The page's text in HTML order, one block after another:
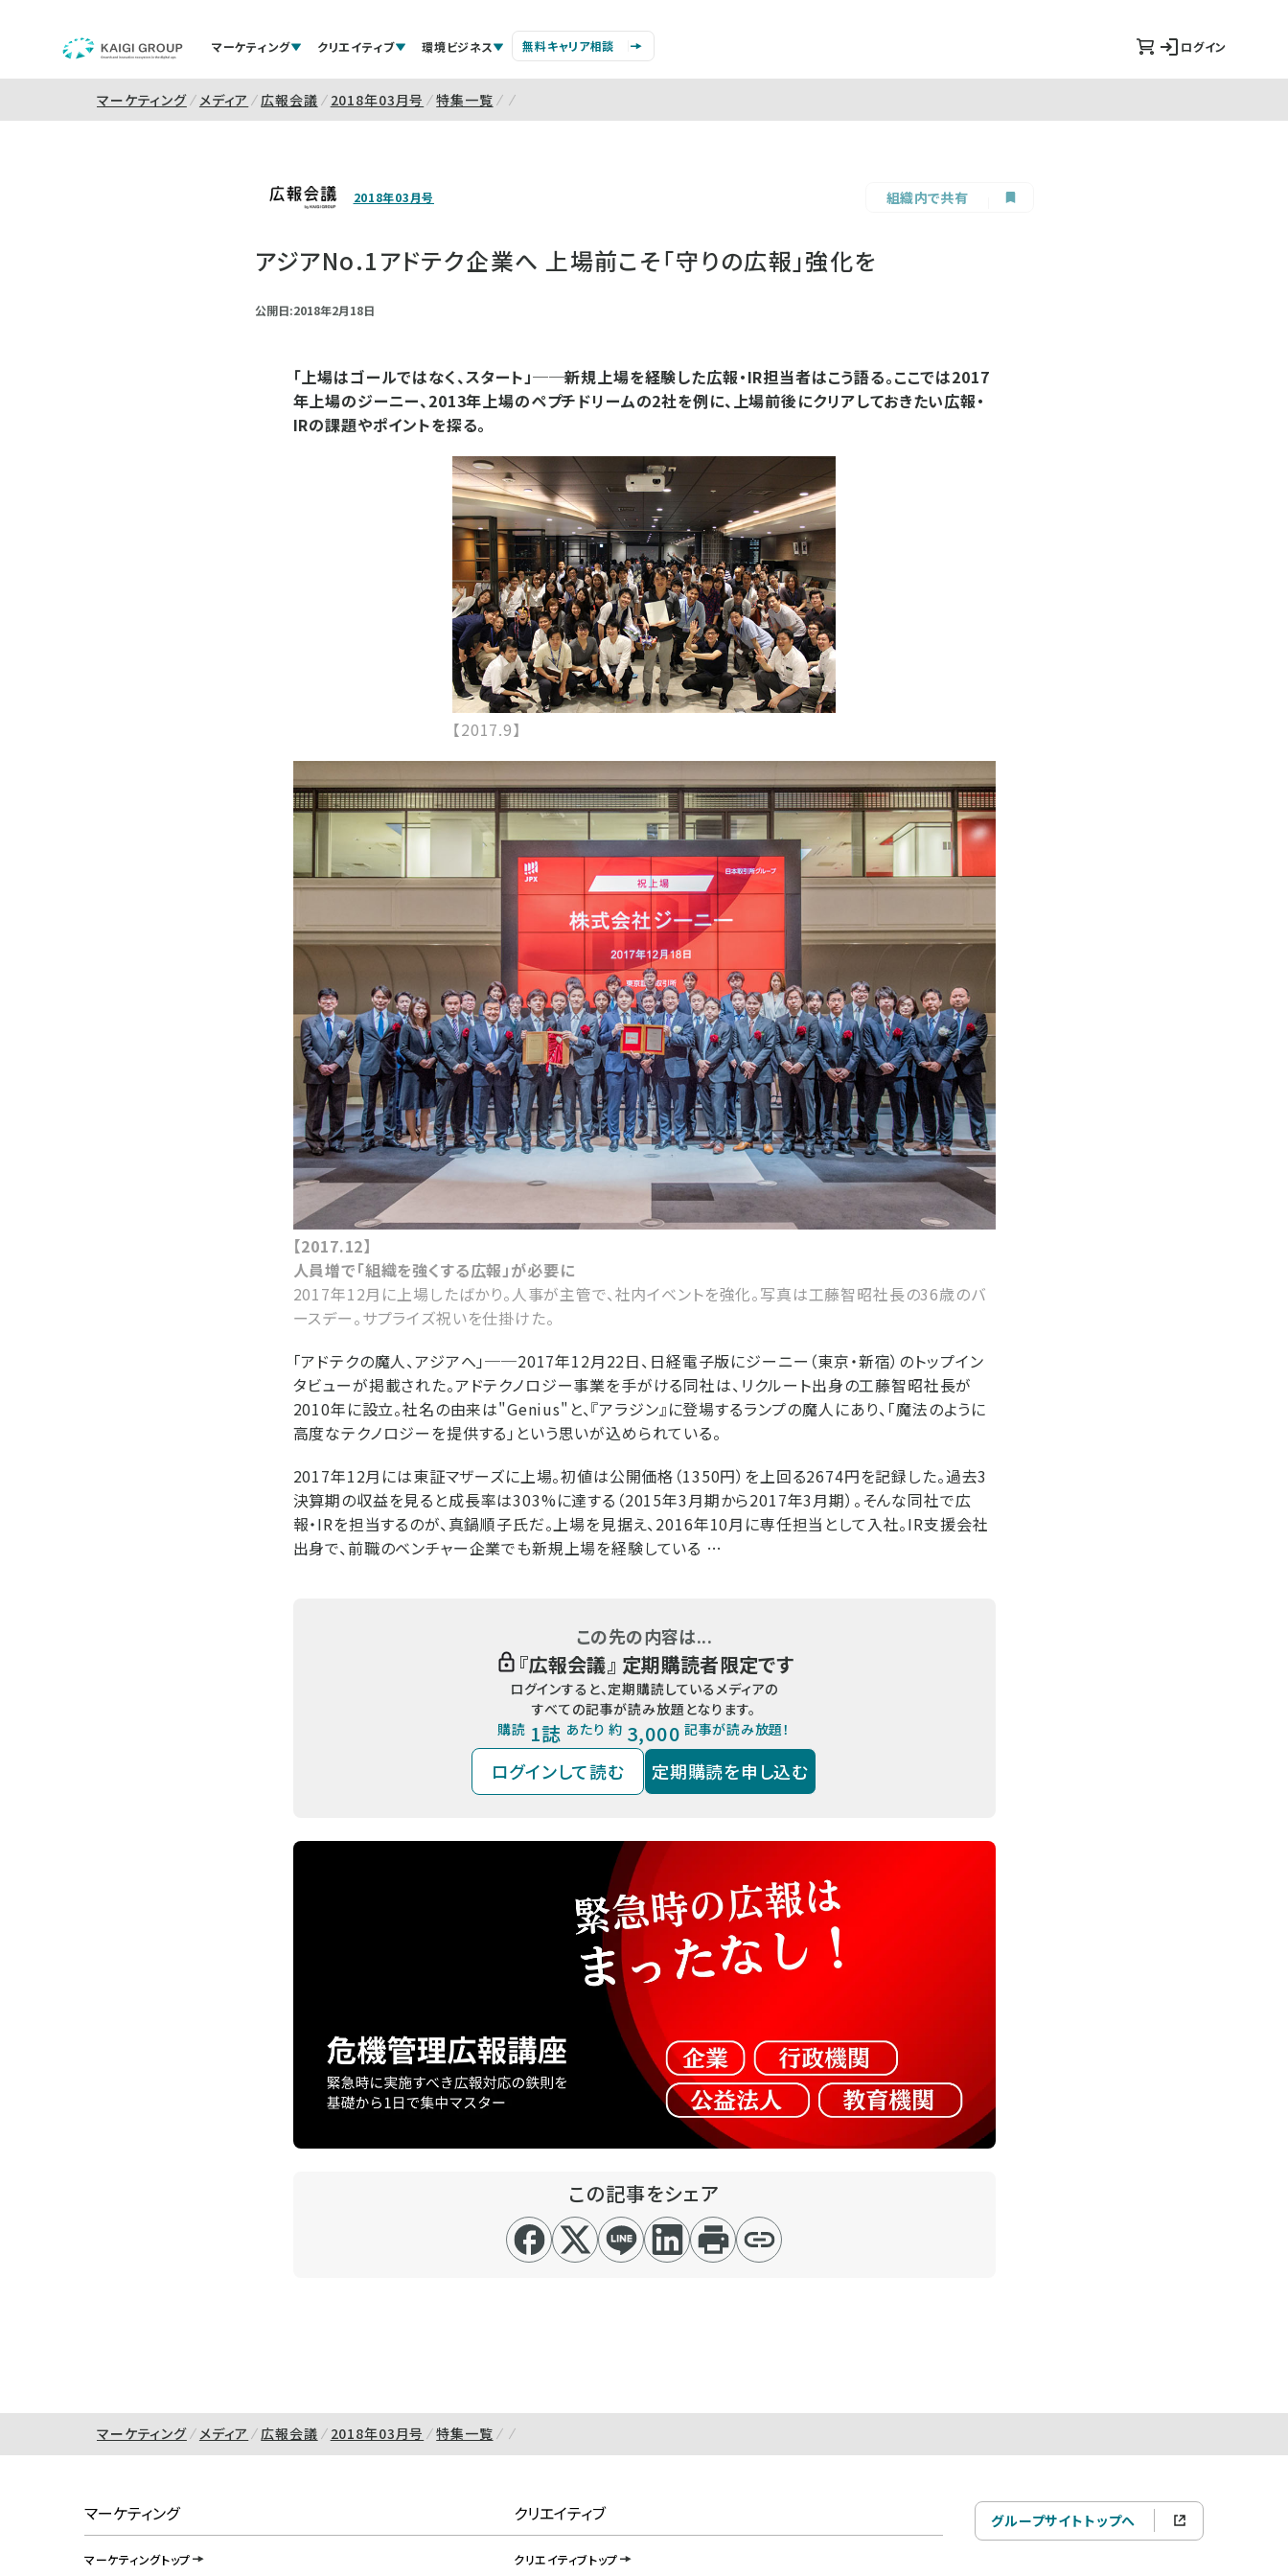
マーケティング クリエイティブ 環境ビジネス 無料キャリア相談 ログイン
マーケティング メディア 広報会議 2018年03月号 特集一覧
2018年03月号 組織内で共有
アジアNo.1アドテク企業へ 上場前こそ「守りの広報」強化を
公開日:2018年2月18日
「上場はゴールではなく、スタート」──新規上場を経験した広報・IR担当者はこう語る。ここでは2017
年上場のジーニー、2013年上場のペプチドリームの2社を例に、上場前後にクリアしておきたい広報・
IRの課題やポイントを探る。
【2017.9】
【2017.12】
人員増で「組織を強くする広報」が必要に
2017年12月に上場したばかり。人事が主管で、社内イベントを強化。写真は工藤智昭社長の36歳のバ
ースデー。サプライズ祝いを仕掛けた。
「アドテクの魔人、アジアへ」──2017年12月22日、日経電子版にジーニー（東京・新宿）のトップイン
タビューが掲載された。アドテクノロジー事業を手がける同社は、リクルート出身の工藤智昭社長が
2010年に設立。社名の由来は"Genius"と、『アラジン』に登場するランプの魔人にあり、「魔法のように
高度なテクノロジーを提供する」という思いが込められている。
2017年12月には東証マザーズに上場。初値は公開価格（1350円）を上回る2674円を記録した。過去3
決算期の収益を見ると成長率は303%に達する（2015年3月期から2017年3月期）。そんな同社で広
報・IRを担当するのが、真鍋順子氏だ。上場を見据え、2016年10月に専任担当として入社。IR支援会社
出身で、前職のベンチャー企業でも新規上場を経験している …
この先の内容は...
『広報会議』 定期購読者限定です
ログインすると、定期購読しているメディアの
すべての記事が読み放題となります。
購読 1誌 あたり 約 3,000 記事が読み放題！
ログインして読む 定期購読を申し込む
この記事をシェア
マーケティング メディア 広報会議 2018年03月号 特集一覧
マーケティング
マーケティングトップ
クリエイティブ
クリエイティブトップ
グループサイトトップへ